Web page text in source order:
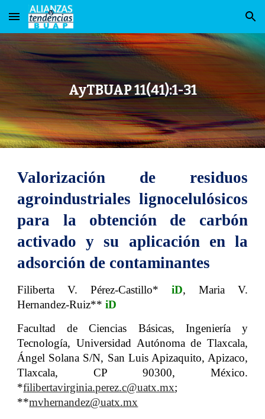
Skip to main content Skip to navigation
AyTBUAP 11(41):1-31
Valorización de residuos
agroindustriales lignocelulósicos
para la obtención de carbón
activado y su aplicación en la
adsorción de contaminantes
Filiberta V. Pérez-Castillo* iD, Maria V.
Hernandez-Ruiz** iD
Facultad de Ciencias Básicas, Ingeniería y
Tecnología, Universidad Autónoma de Tlaxcala,
Ángel Solana S/N, San Luis Apizaquito, Apizaco,
Tlaxcala, CP 90300, México.
*filibertavirginia.perez.c@uatx.mx;
**mvhernandez@uatx.mx